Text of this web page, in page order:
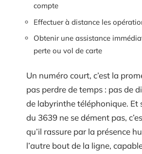
compte
Effectuer à distance les
Obtenir une assistance
perte ou vol de carte
Un numéro court, c’est la
pas perdre de temps : pas de
de labyrinthe téléphonique. Et
du 3639 ne se dément pas,
qu’il rassure par la présence
l’autre bout de la ligne,